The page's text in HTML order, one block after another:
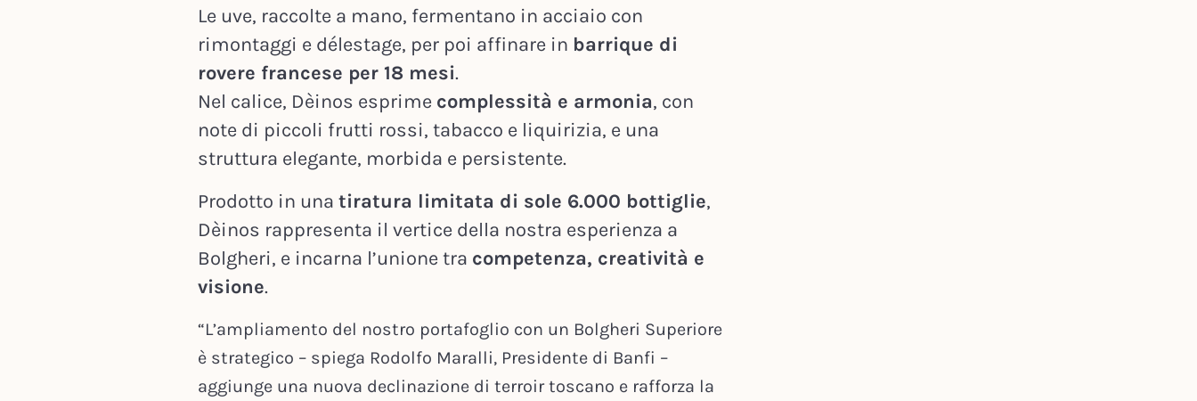
Le uve, raccolte a mano, fermentano in acciaio con
rimontaggi e délestage, per poi affinare in barrique di
rovere francese per 18 mesi.
Nel calice, Dèinos esprime complessità e armonia, con
note di piccoli frutti rossi, tabacco e liquirizia, e una
struttura elegante, morbida e persistente.
Prodotto in una tiratura limitata di sole 6.000 bottiglie,
Dèinos rappresenta il vertice della nostra esperienza a
Bolgheri, e incarna l’unione tra competenza, creatività e
visione.
“L’ampliamento del nostro portafoglio con un Bolgheri Superiore
è strategico – spiega Rodolfo Maralli, Presidente di Banfi –
aggiunge una nuova declinazione di terroir toscano e rafforza la